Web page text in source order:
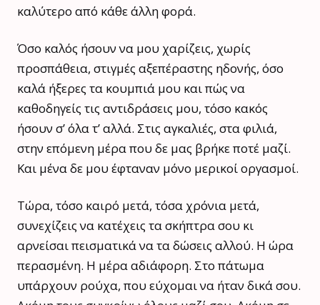
καλύτερο από κάθε άλλη φορά.
Όσο καλός ήσουν να μου χαρίζεις, χωρίς
προσπάθεια, στιγμές αξεπέραστης ηδονής, όσο
καλά ήξερες τα κουμπιά μου και πώς να
καθοδηγείς τις αντιδράσεις μου, τόσο κακός
ήσουν σ’ όλα τ’ αλλά. Στις αγκαλιές, στα φιλιά,
στην επόμενη μέρα που δε μας βρήκε ποτέ μαζί.
Και μένα δε μου έφταναν μόνο μερικοί οργασμοί.
Τώρα, τόσο καιρό μετά, τόσα χρόνια μετά,
συνεχίζεις να κατέχεις τα σκήπτρα σου κι
αρνείσαι πεισματικά να τα δώσεις αλλού. Η ώρα
περασμένη. Η μέρα αδιάφορη. Στο πάτωμα
υπάρχουν ρούχα, που εύχομαι να ήταν δικά σου.